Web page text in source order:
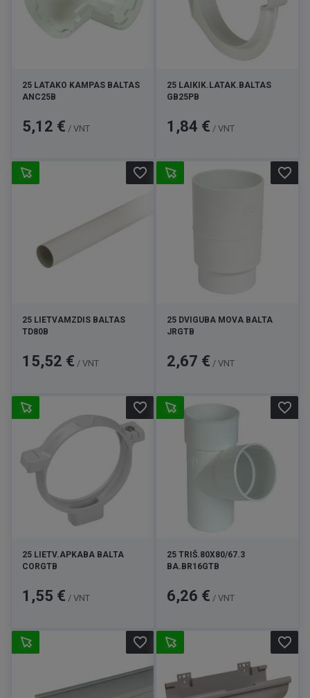
25 LATAKO KAMPAS BALTAS
ANC25B
Kaina
5,12 € / VNT
25 LAIKIK.LATAK.BALTAS
GB25PB
Kaina
1,84 € / VNT
25 LIETVAMZDIS BALTAS
TD80B
Kaina
15,52 € / VNT
favorite_border
25 DVIGUBA MOVA BALTA
JRGTB
Kaina
2,67 € / VNT
favorite_border
25 LIETV.APKABA BALTA
CORGTB
Kaina
1,55 € / VNT
favorite_border
25 TRIŠ.80X80/67.3
BA.BR16GTB
Kaina
6,26 € / VNT
favorite_border
favorite_border favorite_border